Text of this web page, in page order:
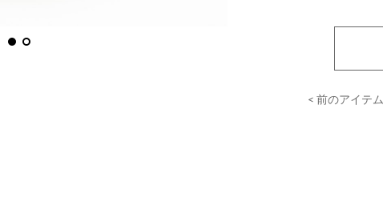
< 前のアイテム